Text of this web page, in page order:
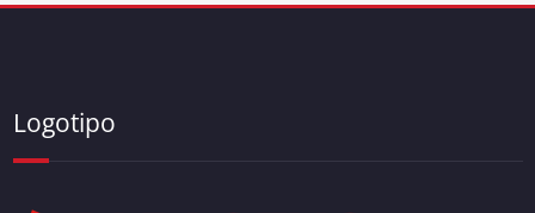
Logotipo